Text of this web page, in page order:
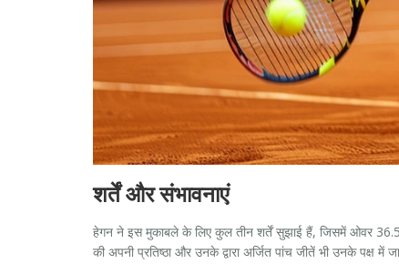
शर्तें और संभावनाएं
हेगन ने इस मुकाबले के लिए कुल तीन शर्तें सुझाई हैं, जिसमें ओवर
की अपनी प्रतिष्ठा और उनके द्वारा अर्जित पांच जीतें भी उनके पक्ष में